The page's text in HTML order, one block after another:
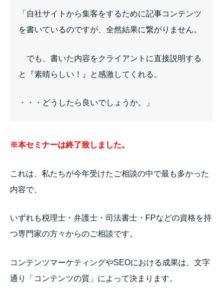
「自社サイトから集客をするために記事コンテンツ
を書いているのですが、全然結果に繋がりません。
でも、書いた内容をクライアントに直接説明する
と『素晴らしい！』と感激してくれる。
・・・どうしたら良いでしょうか。」
※本セミナーは終了致しました。
これは、私たちが今年受けたご相談の中で最も多かった
内容で、
いずれも税理士・弁護士・司法書士・FPなどの資格を持
つ専門家の方々からのご相談です。
コンテンツマーケティングやSEOにおける成果は、文字
通り「コンテンツの質」によって決まります。